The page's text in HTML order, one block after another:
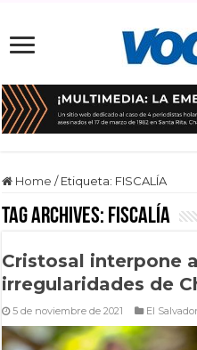
Home / Etiqueta: FISCALÍA
Tag Archives: FISCALÍA
Cristosal interpone
irregularidades de
5 de noviembre de 2021 El Salvador